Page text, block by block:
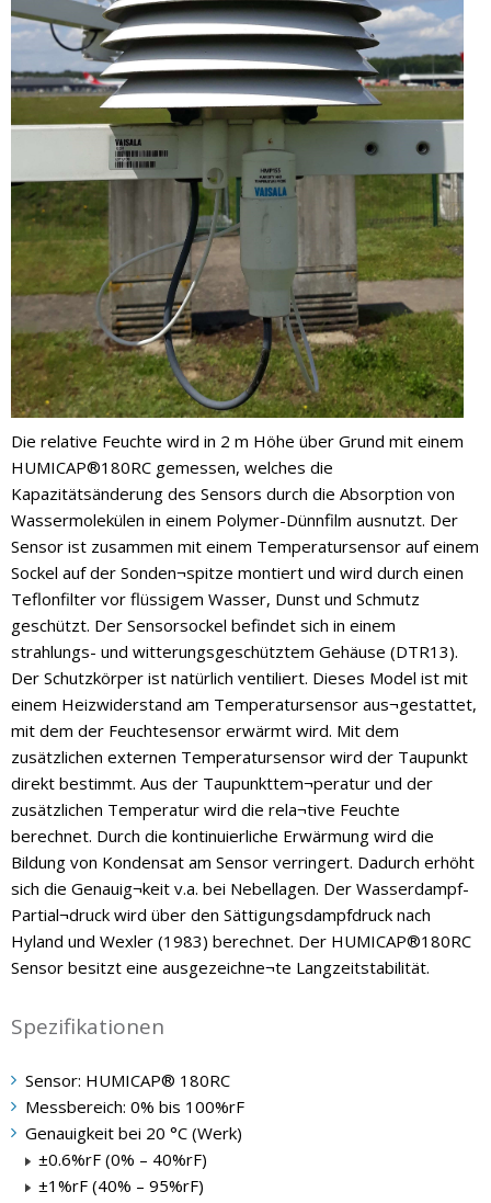
Die relative Feuchte wird in 2 m Höhe über Grund mit einem
HUMICAP®180RC gemessen, welches die
Kapazitätsänderung des Sensors durch die Absorption von
Wassermolekülen in einem Polymer-Dünnfilm ausnutzt. Der
Sensor ist zusammen mit einem Temperatursensor auf einem
Sockel auf der Sonden¬spitze montiert und wird durch einen
Teflonfilter vor flüssigem Wasser, Dunst und Schmutz
geschützt. Der Sensorsockel befindet sich in einem
strahlungs- und witterungsgeschütztem Gehäuse (DTR13).
Der Schutzkörper ist natürlich ventiliert. Dieses Model ist mit
einem Heizwiderstand am Temperatursensor aus¬gestattet,
mit dem der Feuchtesensor erwärmt wird. Mit dem
zusätzlichen externen Temperatursensor wird der Taupunkt
direkt bestimmt. Aus der Taupunkttem¬peratur und der
zusätzlichen Temperatur wird die rela¬tive Feuchte
berechnet. Durch die kontinuierliche Erwärmung wird die
Bildung von Kondensat am Sensor verringert. Dadurch erhöht
sich die Genauig¬keit v.a. bei Nebellagen. Der Wasserdampf-
Partial¬druck wird über den Sättigungsdampfdruck nach
Hyland und Wexler (1983) berechnet. Der HUMICAP®180RC
Sensor besitzt eine ausgezeichne¬te Langzeitstabilität.
Spezifikationen
Sensor: HUMICAP® 180RC
Messbereich: 0% bis 100%rF
Genauigkeit bei 20 °C (Werk)
±0.6%rF (0% – 40%rF)
±1%rF (40% – 95%rF)